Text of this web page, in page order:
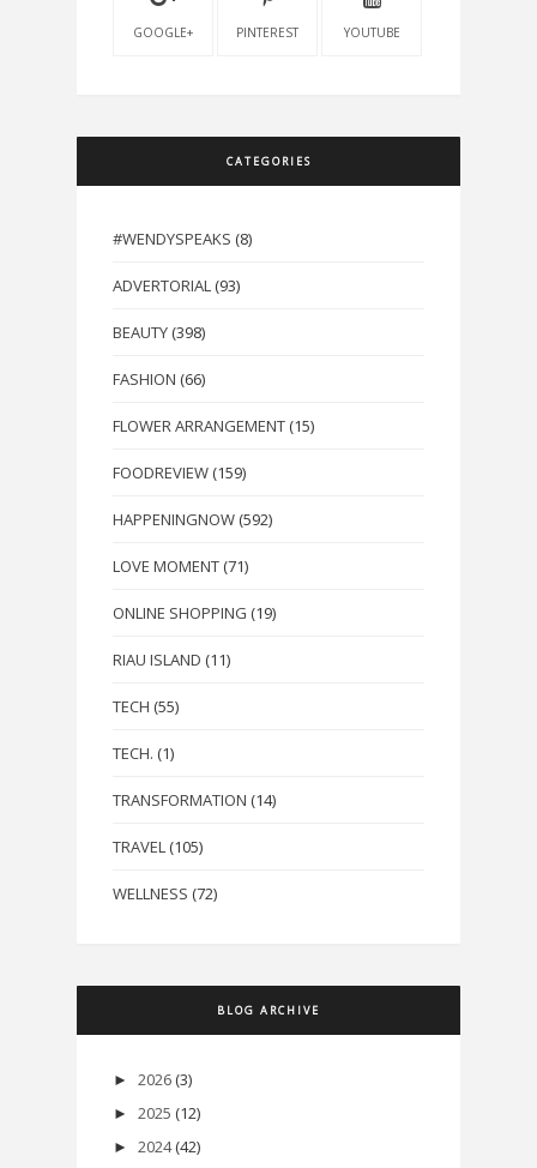
GOOGLE+ PINTEREST YOUTUBE
CATEGORIES
#WENDYSPEAKS (8)
ADVERTORIAL (93)
BEAUTY (398)
FASHION (66)
FLOWER ARRANGEMENT (15)
FOODREVIEW (159)
HAPPENINGNOW (592)
LOVE MOMENT (71)
ONLINE SHOPPING (19)
RIAU ISLAND (11)
TECH (55)
TECH. (1)
TRANSFORMATION (14)
TRAVEL (105)
WELLNESS (72)
BLOG ARCHIVE
► 2026 (3)
► 2025 (12)
► 2024 (42)